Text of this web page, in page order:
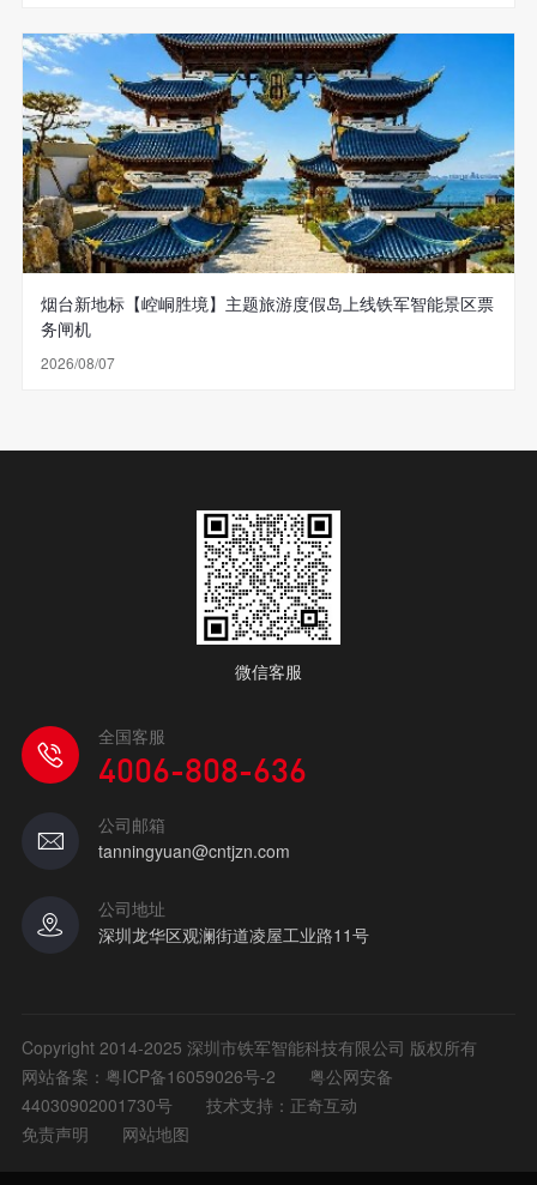
烟台新地标【崆峒胜境】主题旅游度假岛上线铁军智能景区票
务闸机
2026/08/07
微信客服
全国客服
4006-808-636
公司邮箱
tanningyuan@cntjzn.com
公司地址
深圳龙华区观澜街道凌屋工业路11号
Copyright 2014-2025 深圳市铁军智能科技有限公司 版权所有
网站备案： 粤ICP备16059026号-2
粤公网安备
44030902001730号
技术支持：正奇互动
免责声明
网站地图